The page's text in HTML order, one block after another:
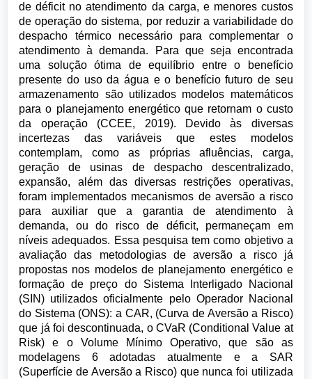
de déficit no atendimento da carga, e menores custos
de operação do sistema, por reduzir a variabilidade do
despacho térmico necessário para complementar o
atendimento à demanda. Para que seja encontrada
uma solução ótima de equilíbrio entre o benefício
presente do uso da água e o benefício futuro de seu
armazenamento são utilizados modelos matemáticos
para o planejamento energético que retornam o custo
da operação (CCEE, 2019). Devido às diversas
incertezas das variáveis que estes modelos
contemplam, como as próprias afluências, carga,
geração de usinas de despacho descentralizado,
expansão, além das diversas restrições operativas,
foram implementados mecanismos de aversão a risco
para auxiliar que a garantia de atendimento à
demanda, ou do risco de déficit, permaneçam em
níveis adequados. Essa pesquisa tem como objetivo a
avaliação das metodologias de aversão a risco já
propostas nos modelos de planejamento energético e
formação de preço do Sistema Interligado Nacional
(SIN) utilizados oficialmente pelo Operador Nacional
do Sistema (ONS): a CAR, (Curva de Aversão a Risco)
que já foi descontinuada, o CVaR (Conditional Value at
Risk) e o Volume Mínimo Operativo, que são as
modelagens 6 adotadas atualmente e a SAR
(Superfície de Aversão a Risco) que nunca foi utilizada